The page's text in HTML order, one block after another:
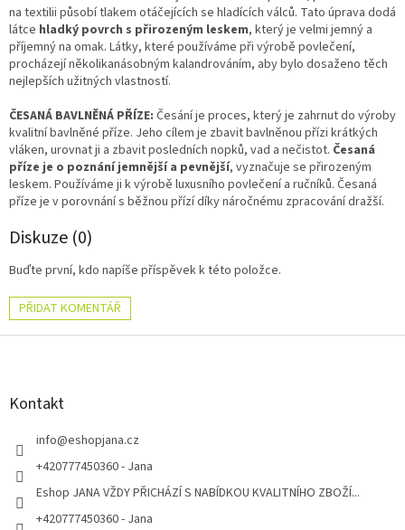
na textilii působí tlakem otáčejících se hladících válců. Tato úprava dodá
látce hladký povrch s přirozeným leskem, který je velmi jemný a
příjemný na omak. Látky, které používáme při výrobě povlečení,
procházejí několikanásobným kalandrováním, aby bylo dosaženo těch
nejlepších užitných vlastností.
ČESANÁ BAVLNĚNÁ PŘÍZE: Česání je proces, který je zahrnut do výroby
kvalitní bavlněné příze. Jeho cílem je zbavit bavlněnou přízi krátkých
vláken, urovnat ji a zbavit posledních nopků, vad a nečistot. Česaná
příze je o poznání jemnější a pevnější, vyznačuje se přirozeným
leskem. Používáme ji k výrobě luxusního povlečení a ručníků. Česaná
příze je v porovnání s běžnou přízí díky náročnému zpracování dražší.
Diskuze (0)
Buďte první, kdo napíše příspěvek k této položce.
PŘIDAT KOMENTÁŘ
Z
Kontakt
info@eshopjana.cz
+420777450360 - Jana
Eshop JANA VŽDY PŘICHÁZÍ S NABÍDKOU KVALITNÍHO ZBOŽÍ...
+420777450360 - Jana